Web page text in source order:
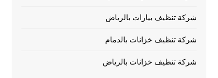
شركة تنظيف بيارات بالرياض
شركة تنظيف خزانات بالدمام
شركة تنظيف خزانات بالرياض